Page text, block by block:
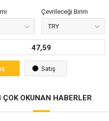
Çevrileceği Birim
47,59
Satış
ÇOK OKUNAN HABERLER